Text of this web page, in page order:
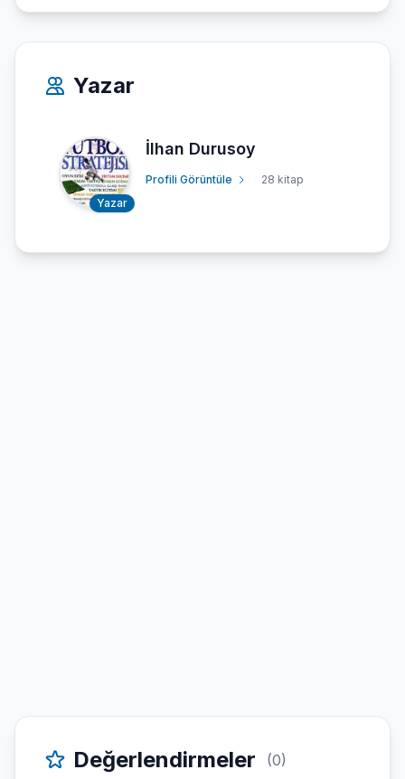
Yazar
Yazar
İlhan Durusoy
Profili Görüntüle 28 kitap
Değerlendirmeler (0)